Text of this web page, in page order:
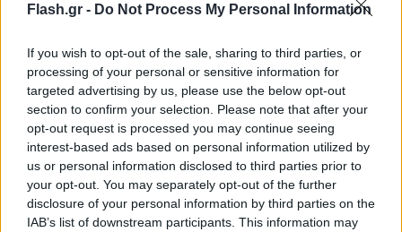
Flash.gr - Do Not Process My Personal Information
If you wish to opt-out of the sale, sharing to third parties, or
processing of your personal or sensitive information for
targeted advertising by us, please use the below opt-out
section to confirm your selection. Please note that after your
opt-out request is processed you may continue seeing
interest-based ads based on personal information utilized by
us or personal information disclosed to third parties prior to
your opt-out. You may separately opt-out of the further
disclosure of your personal information by third parties on the
IAB’s list of downstream participants. This information may
ΑΠΕ-ΜΠΕ